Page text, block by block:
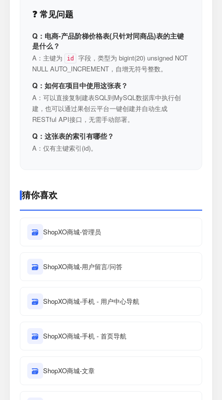
❓ 常见问题
Q：电商-产品阶梯价格表(只针对同商品)表的主键
是什么？
A：主键为 id
字段，类型为 bigint(20) unsigned NOT
NULL AUTO_INCREMENT，自增无符号整数。
Q：如何在项目中使用这张表？
A：可以直接复制建表SQL到MySQL数据库中执行创
建，也可以通过果创云平台一键创建并自动生成
RESTful API接口，无需手动部署。
Q：这张表的索引有哪些？
A：仅有主键索引(id)。
猜你喜欢
🗃 ShopXO商城-管理员
🗃 ShopXO商城-用户留言/问答
🗃 ShopXO商城-手机 - 用户中心导航
🗃 ShopXO商城-手机 - 首页导航
🗃 ShopXO商城-文章